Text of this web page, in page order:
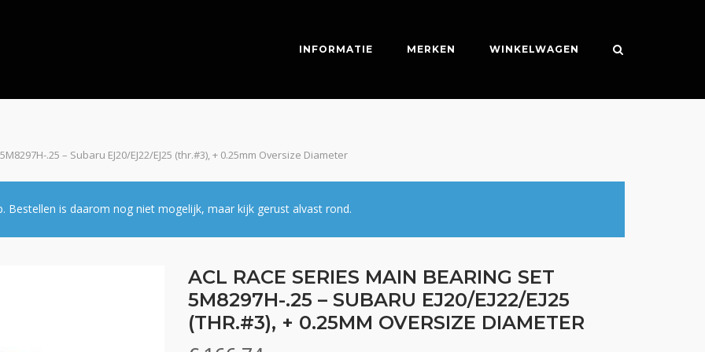
INFORMATIE MERKEN WINKELWAGEN
.25 – Subaru EJ20/EJ22/EJ25 (thr.#3), + 0.25mm Oversize Diameter
Bestellen is daarom nog niet mogelijk, maar kijk gerust alvast rond.
ACL RACE SERIES MAIN BEARING SET
5M8297H-.25 – SUBARU EJ20/EJ22/EJ25
(THR.#3), + 0.25MM OVERSIZE DIAMETER